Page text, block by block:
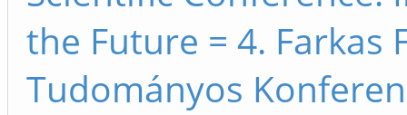
the Future = 4. Farkas
Tudományos